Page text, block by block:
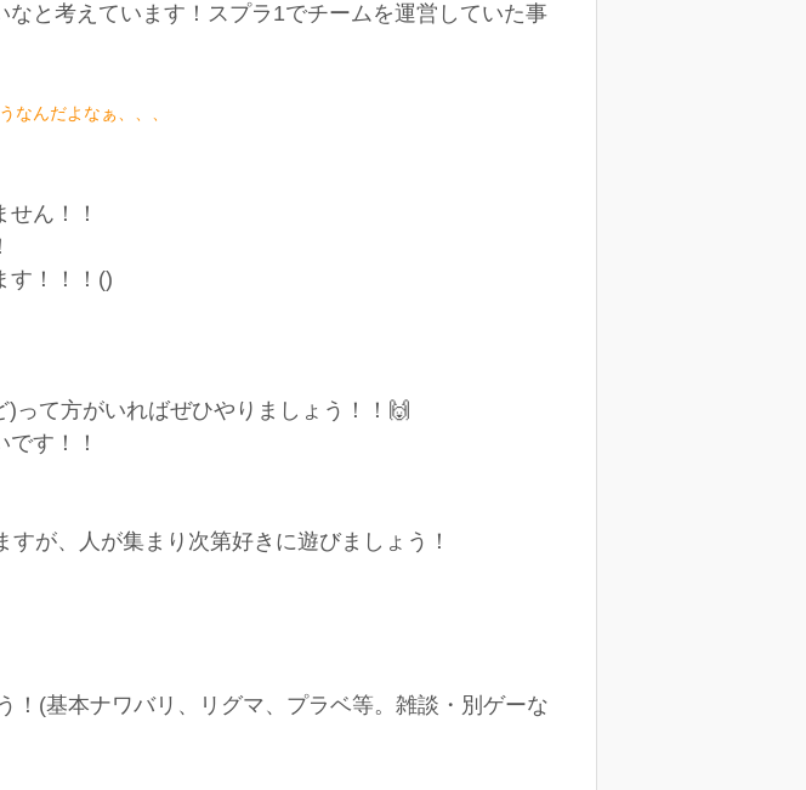
と考えています！スプラ1でチームを運営していた事
なんだよなぁ、、、
ん！！
す！！！()
って方がいればぜひやりましょう！！🙌
す！！
が、人が集まり次第好きに遊びましょう！
！(基本ナワバリ、リグマ、プラベ等。雑談・別ゲーな